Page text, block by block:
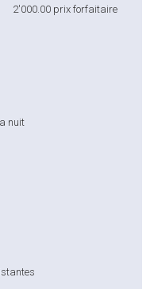
2'000.00 prix forfaitaire
nuit